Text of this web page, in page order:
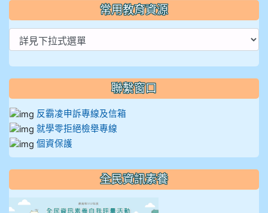
常用教育資源
聯繫窗口
反霸凌申訴專線及信箱
就學零拒絕檢舉專線
個資保護
全民資訊素養